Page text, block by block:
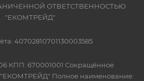
ОТВЕТСТВЕННОСТЬЮ
"ЕКОМТРЕЙД"
40702810701130003585
КПП: 670001001 Сокращённое
Полное наименование: